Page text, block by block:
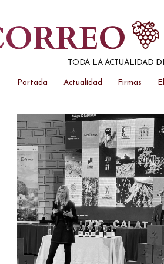
TODA LA ACTUALIDAD
Portada Actualidad Firmas